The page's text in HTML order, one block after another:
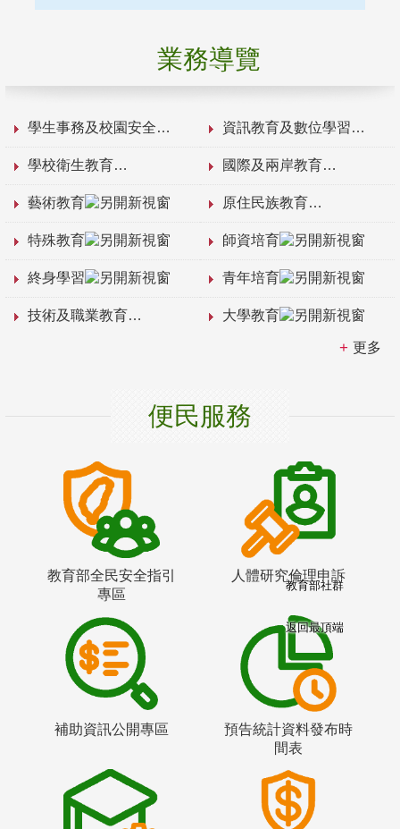
業務導覽
學生事務及校園安全 資訊教育及數位學習
學校衛生教育 國際及兩岸教育
藝術教育 原住民族教育
特殊教育 師資培育
終身學習 青年培育
技術及職業教育 大學教育
更多
便民服務
教育部全民安全指引
專區
人體研究倫理申訴
補助資訊公開專區
預告統計資料發布時
間表
教育部社群
返回最頂端